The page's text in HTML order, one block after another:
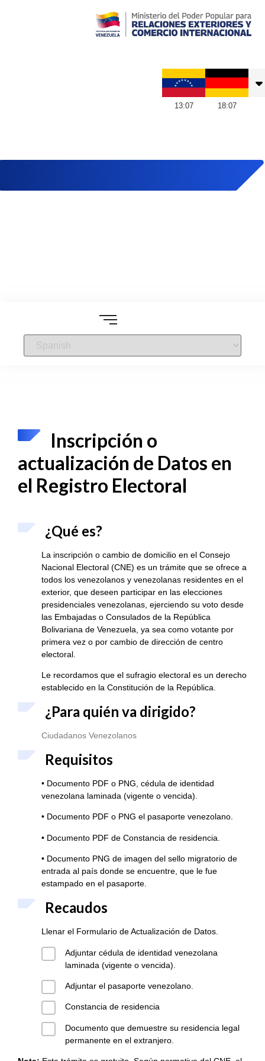
13:07 18:07
Inscripción o
actualización de Datos en
el Registro Electoral
¿Qué es?
La inscripción o cambio de domicilio en el Consejo
Nacional Electoral (CNE) es un trámite que se ofrece a
todos los venezolanos y venezolanas residentes en el
exterior, que deseen participar en las elecciones
presidenciales venezolanas, ejerciendo su voto desde
las Embajadas o Consulados de la República
Bolivariana de Venezuela, ya sea como votante por
primera vez o por cambio de dirección de centro
electoral.
Le recordamos que el sufragio electoral es un derecho
establecido en la Constitución de la República.
¿Para quién va dirigido?
Ciudadanos Venezolanos
Requisitos
• Documento PDF o PNG, cédula de identidad
venezolana laminada (vigente o vencida).
• Documento PDF o PNG el pasaporte venezolano.
• Documento PDF de Constancia de residencia.
• Documento PNG de imagen del sello migratorio de
entrada al país donde se encuentre, que le fue
estampado en el pasaporte.
Recaudos
Llenar el Formulario de Actualización de Datos.
Adjuntar cédula de identidad venezolana
laminada (vigente o vencida).
Adjuntar el pasaporte venezolano.
Constancia de residencia
Documento que demuestre su residencia legal
permanente en el extranjero.